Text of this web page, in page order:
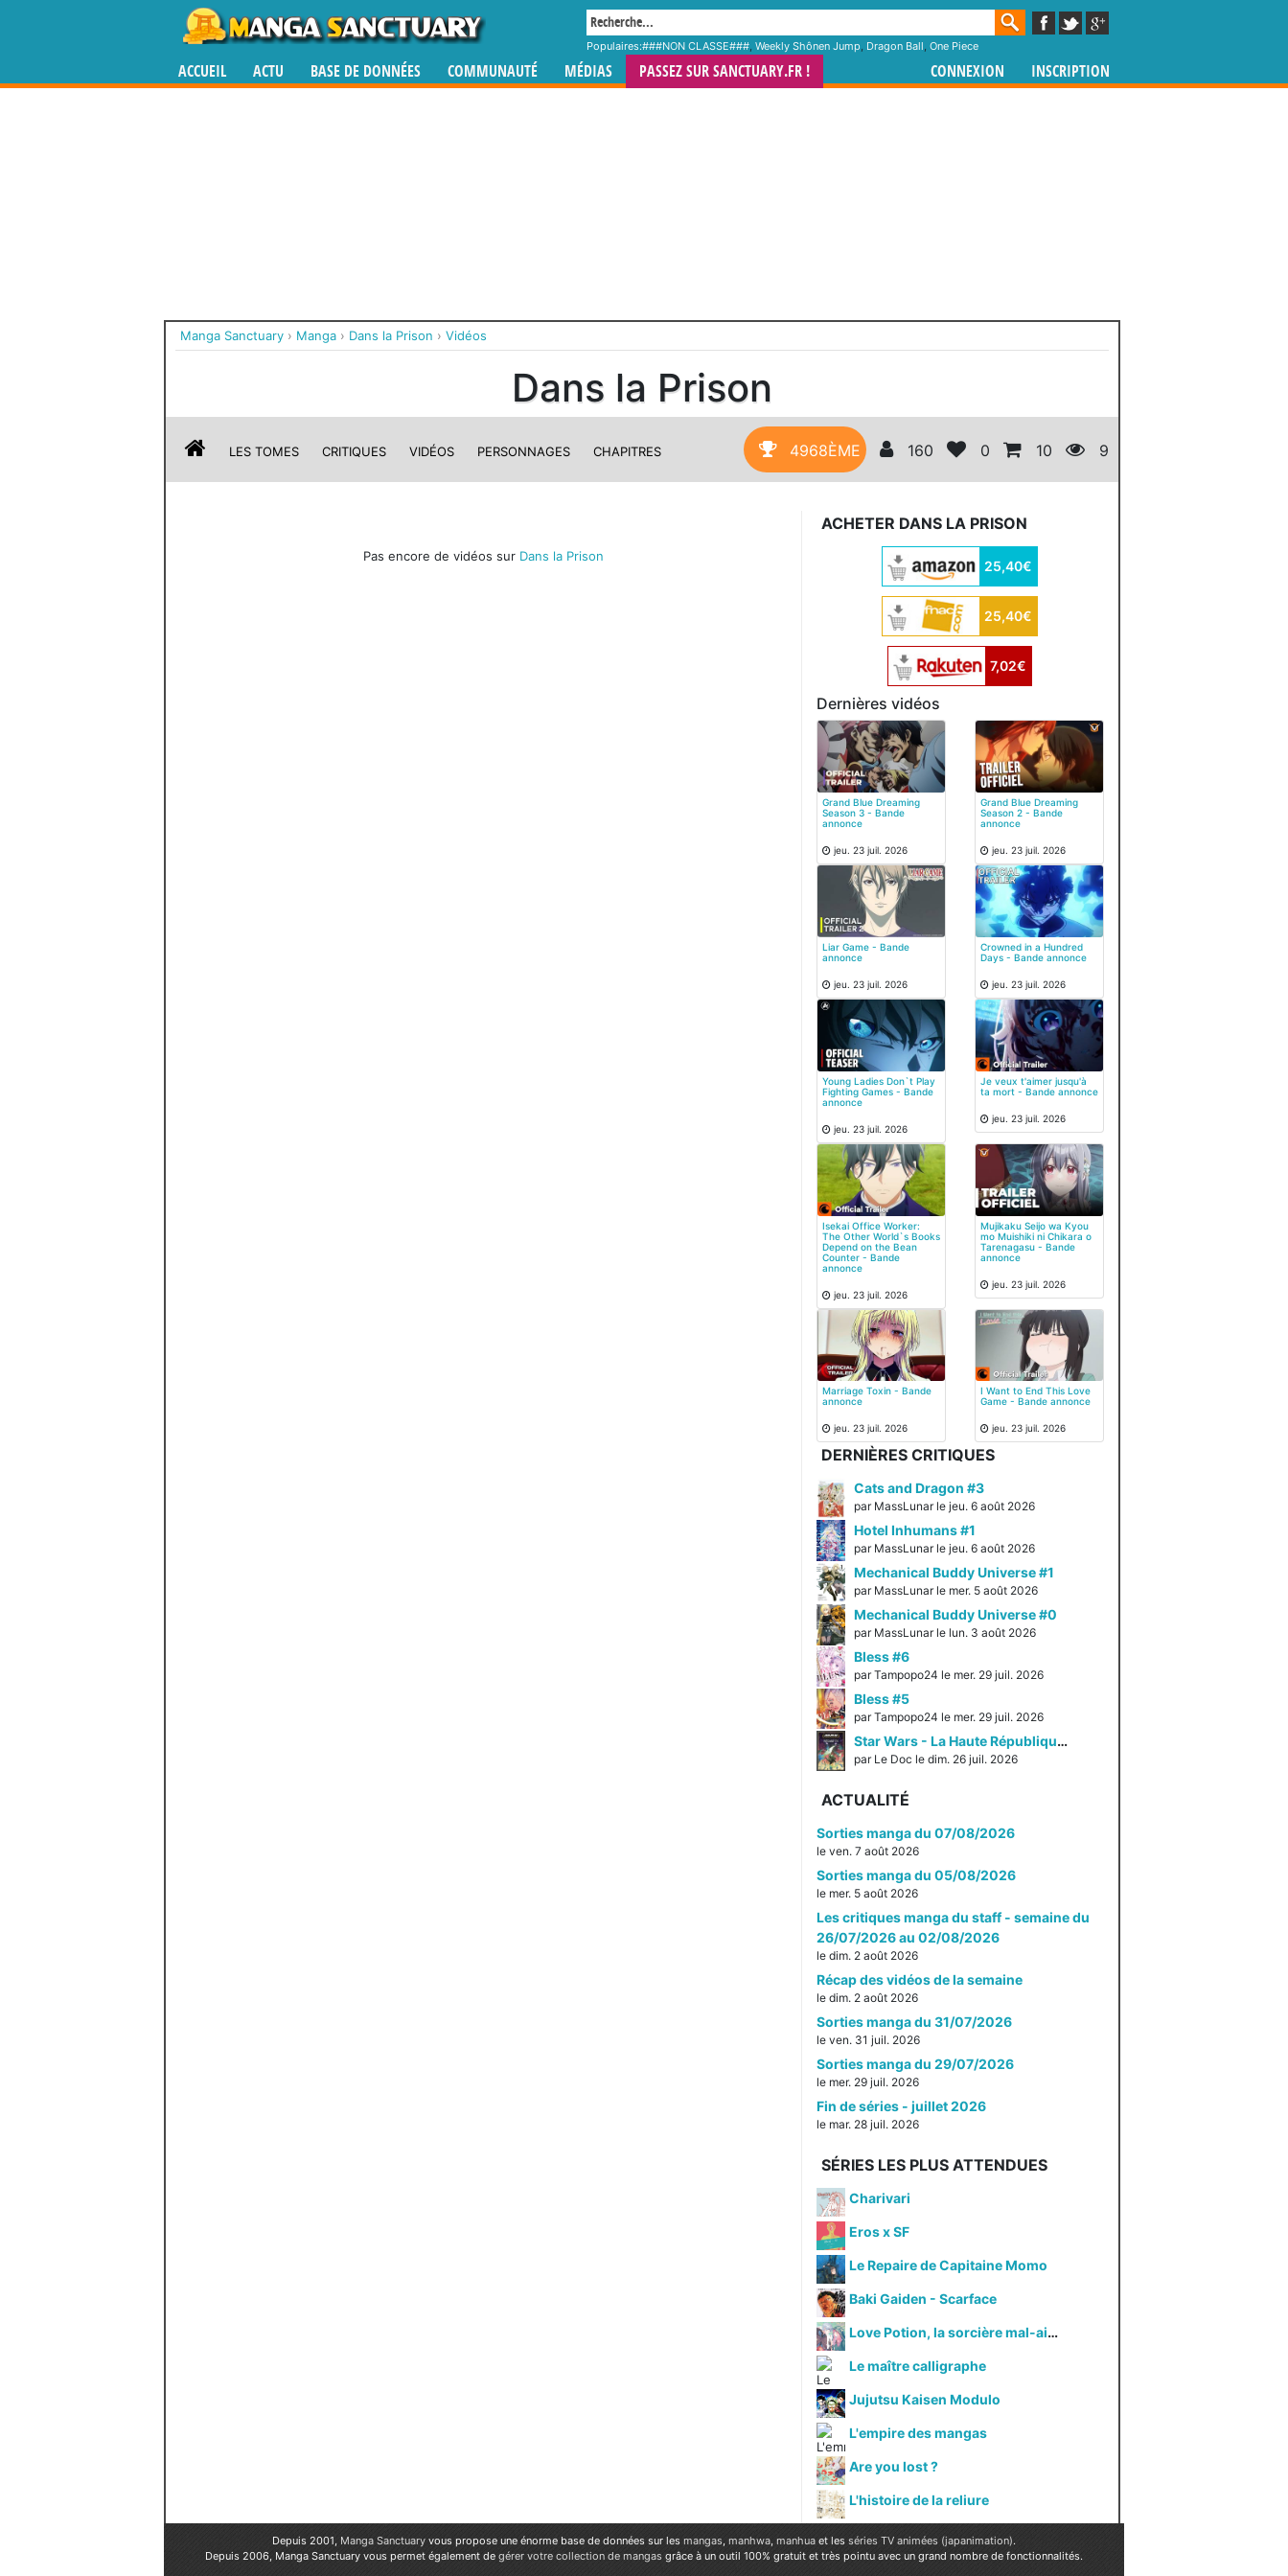
Populaires:###NON CLASSE###, Weekly Shônen Jump, Dragon Ball, One Piece
ACCUEIL ACTU BASE DE DONNÉES COMMUNAUTÉ MÉDIAS PASSEZ SUR SANCTUARY.FR ! CONNEXION INSCRIPTION
Manga Sanctuary › Manga › Dans la Prison › Vidéos
Dans la Prison
LES TOMES CRITIQUES VIDÉOS PERSONNAGES CHAPITRES 4968ÈME 160 0 10 9
Pas encore de vidéos sur Dans la Prison
ACHETER DANS LA PRISON
25,40€
25,40€
7,02€
Dernières vidéos
Grand Blue Dreaming
Season 3 - Bande
annonce
jeu. 23 juil. 2026
Grand Blue Dreaming
Season 2 - Bande
annonce
jeu. 23 juil. 2026
Liar Game - Bande
annonce
jeu. 23 juil. 2026
Crowned in a Hundred
Days - Bande annonce
jeu. 23 juil. 2026
Young Ladies Don`t Play
Fighting Games - Bande
annonce
jeu. 23 juil. 2026
Je veux t'aimer jusqu'à
ta mort - Bande annonce
jeu. 23 juil. 2026
Isekai Office Worker:
The Other World`s Books
Depend on the Bean
Counter - Bande
annonce
jeu. 23 juil. 2026
Mujikaku Seijo wa Kyou
mo Muishiki ni Chikara o
Tarenagasu - Bande
annonce
jeu. 23 juil. 2026
Marriage Toxin - Bande
annonce
jeu. 23 juil. 2026
I Want to End This Love
Game - Bande annonce
jeu. 23 juil. 2026
DERNIÈRES CRITIQUES
Cats and Dragon #3
par MassLunar le jeu. 6 août 2026
Hotel Inhumans #1
par MassLunar le jeu. 6 août 2026
Mechanical Buddy Universe #1
par MassLunar le mer. 5 août 2026
Mechanical Buddy Universe #0
par MassLunar le lun. 3 août 2026
Bless #6
par Tampopo24 le mer. 29 juil. 2026
Bless #5
par Tampopo24 le mer. 29 juil. 2026
Star Wars - La Haute République - Un équilibre fragile
par Le Doc le dim. 26 juil. 2026
ACTUALITÉ
Sorties manga du 07/08/2026
le ven. 7 août 2026
Sorties manga du 05/08/2026
le mer. 5 août 2026
Les critiques manga du staff - semaine du
26/07/2026 au 02/08/2026
le dim. 2 août 2026
Récap des vidéos de la semaine
le dim. 2 août 2026
Sorties manga du 31/07/2026
le ven. 31 juil. 2026
Sorties manga du 29/07/2026
le mer. 29 juil. 2026
Fin de séries - juillet 2026
le mar. 28 juil. 2026
SÉRIES LES PLUS ATTENDUES
Charivari
Eros x SF
Le Repaire de Capitaine Momo
Baki Gaiden - Scarface
Love Potion, la sorcière mal-aimée
Le maître calligraphe
Jujutsu Kaisen Modulo
L'empire des mangas
Are you lost ?
L'histoire de la reliure
Depuis 2001, Manga Sanctuary vous propose une énorme base de données sur les mangas, manhwa, manhua et les séries TV animées (japanimation).
Depuis 2006, Manga Sanctuary vous permet également de gérer votre collection de mangas grâce à un outil 100% gratuit et très pointu avec un grand nombre de fonctionnalités.